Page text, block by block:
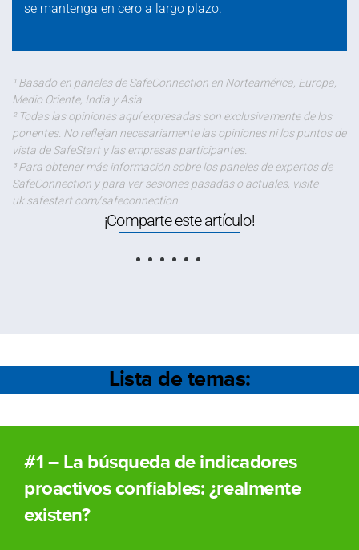
se mantenga en cero a largo plazo.
¹ Basado en paneles de SafeConnection en Norteamérica, Europa,
Medio Oriente, India y Asia.
² Todas las opiniones aquí expresadas son exclusivamente de los
ponentes. No reflejan necesariamente las opiniones ni los puntos de
vista de SafeStart y las empresas participantes.
³ Para obtener más información sobre los paneles de expertos de
SafeConnection y para ver sesiones pasadas o actuales, visite
uk.safestart.com/safeconnection
¡Comparte este artículo!
Lista de temas:
#1 – La búsqueda de indicadores
proactivos confiables: ¿realmente
existen?